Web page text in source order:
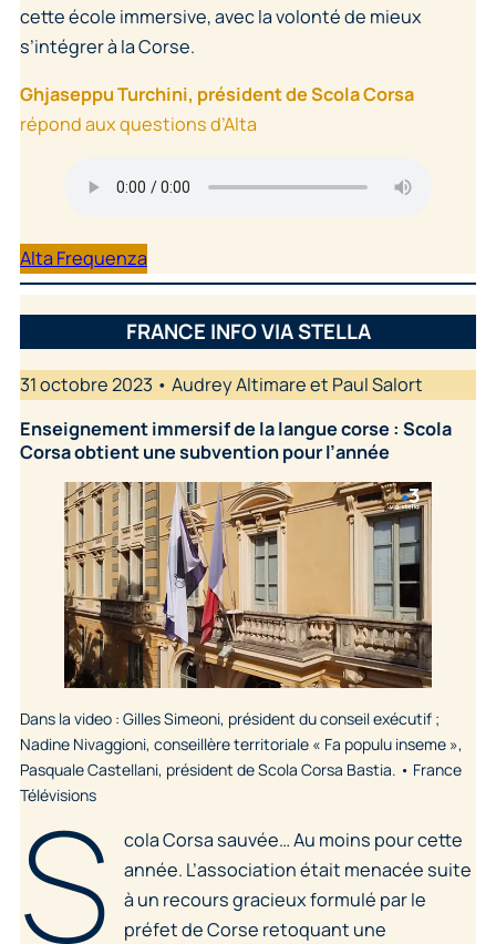
cette école immersive, avec la volonté de mieux
s’intégrer à la Corse.
Ghjaseppu Turchini, président de Scola Corsa
répond aux questions d’Alta
Alta Frequenza
FRANCE INFO VIA STELLA
31 octobre 2023 • Audrey Altimare et Paul Salort
Enseignement immersif de la langue corse : Scola
Corsa obtient une subvention pour l’année
Dans la video : Gilles Simeoni, président du conseil exécutif ;
Nadine Nivaggioni, conseillère territoriale « Fa populu inseme »,
Pasquale Castellani, président de Scola Corsa Bastia. • France
Télévisions
S
cola Corsa sauvée… Au moins pour cette
année. L’association était menacée suite
à un recours gracieux formulé par le
préfet de Corse retoquant une